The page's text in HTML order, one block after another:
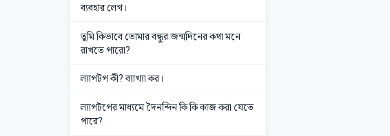
ব্যবহার লেখ।
তুমি কিভাবে তোমার বন্ধুর জন্মদিনের কথা মনে
রাখতে পারো?
ল্যাপটপ কী? ব্যাখ্যা কর।
ল্যাপটপের মাধ্যমে দৈনন্দিন কি কি কাজ করা যেতে
পারে?